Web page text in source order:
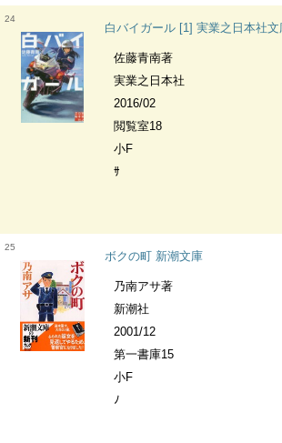
24
白バイガール [1] 実業之日本社文
佐藤青南著
実業之日本社
2016/02
閲覧室18
小F
ｻ
25
ボクの町 新潮文庫
乃南アサ著
新潮社
2001/12
第一書庫15
小F
ﾉ